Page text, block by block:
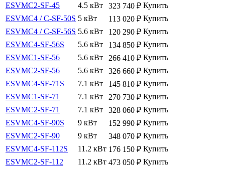
ESVMC2-SF-45
4.5 кВт 323 740 ₽ Купить
ESVMC4 / C-SF-50S 5 кВт 113 020 ₽ Купить
ESVMC4 / C-SF-56S 5.6 кВт 120 290 ₽ Купить
ESVMC4-SF-56S
5.6 кВт 134 850 ₽ Купить
ESVMC1-SF-56
5.6 кВт 266 410 ₽ Купить
ESVMC2-SF-56
5.6 кВт 326 660 ₽ Купить
ESVMC4-SF-71S
7.1 кВт 145 810 ₽ Купить
ESVMC1-SF-71
7.1 кВт 270 730 ₽ Купить
ESVMC2-SF-71
7.1 кВт 328 060 ₽ Купить
ESVMC4-SF-90S
9 кВт 152 990 ₽ Купить
ESVMC2-SF-90
9 кВт 348 070 ₽ Купить
ESVMC4-SF-112S
11.2 кВт 176 150 ₽ Купить
ESVMC2-SF-112
11.2 кВт 473 050 ₽ Купить